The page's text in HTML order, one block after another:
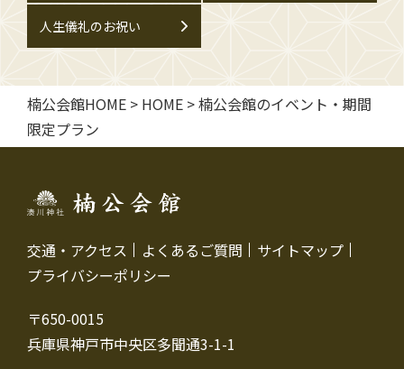
人生儀礼のお祝い
楠公会館HOME > HOME >楠公会館のイベント・期間
限定プラン
交通・アクセス よくあるご質問
サイトマップ
プライバシーポリシー
〒650-0015
兵庫県神戸市中央区多聞通3-1-1